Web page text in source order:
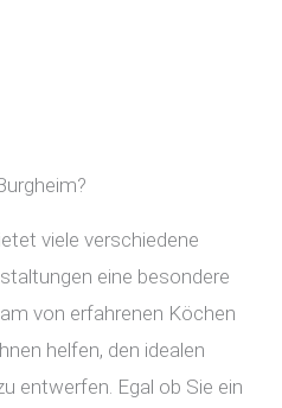
viele verschiedene
eine besondere
von erfahrenen Köchen
helfen, den idealen
entwerfen. Egal ob Sie ein